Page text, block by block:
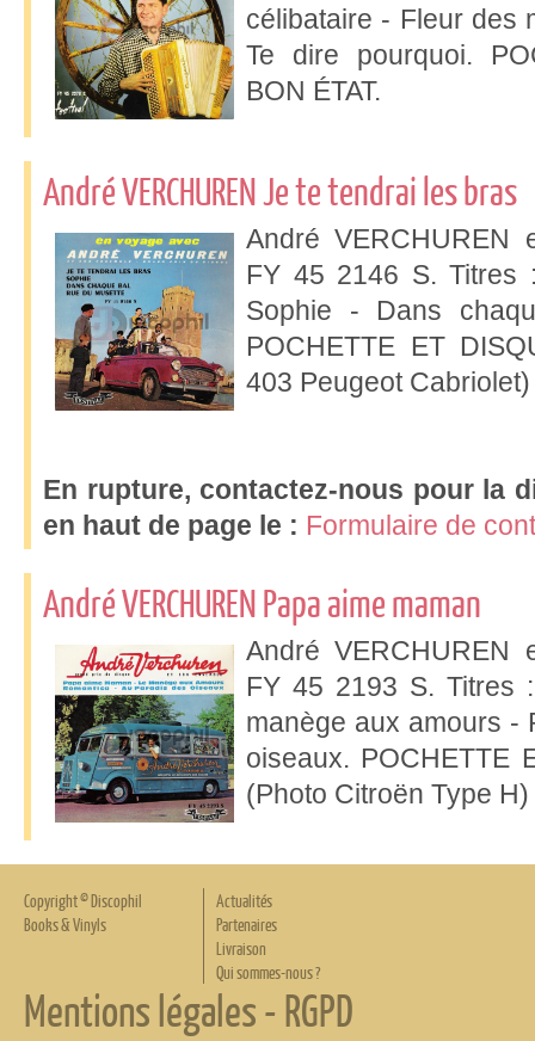
célibataire - Fleur des
Te dire pourquoi.
BON ÉTAT.
André VERCHUREN Je te tendrai les bras
André VERCHUREN
FY 45 2146 S.
Sophie - Dans
POCHETTE ET
403 Peugeot Cabriolet)
En rupture, contactez-nous pour la
en haut de page le : Formulaire de
André VERCHUREN Papa aime maman
André VERCHUREN
FY 45 2193 S. Titres
manège aux amours -
oiseaux. POCHETTE
(Photo Citroën Type H)
Copyright © Discophil
Books & Vinyls
Actualités
Partenaires
Livraison
Qui sommes-nous ?
Mentions légales- RGPD